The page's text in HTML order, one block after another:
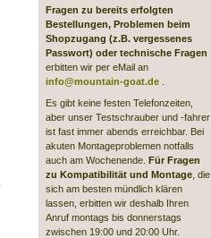
Fragen zu bereits erfolgten
Bestellungen, Problemen beim
Shopzugang (z.B. vergessenes
Passwort) oder technische Fragen
erbitten wir per eMail an
info@mountain-goat.de
Es gibt keine festen Telefonzeiten,
aber unser Testschrauber und -fahrer
ist fast immer abends erreichbar. Bei
akuten Montageproblemen notfalls
auch am Wochenende. Für Fragen
zu Kompatibilität und Montage , die
sich am besten mündlich klären
lassen, erbitten wir deshalb Ihren
Anruf montags bis donnerstags
zwischen 19:00 und 20:00 Uhr.